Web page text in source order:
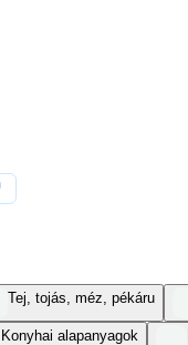
Tej, tojás, méz, pékáru
Konyhai alapanyagok